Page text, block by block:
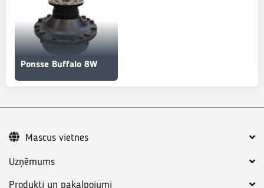
Ponsse Buffalo 8W
Uzņēmums
Produkti un pakalpojumi
Mascus vietnes